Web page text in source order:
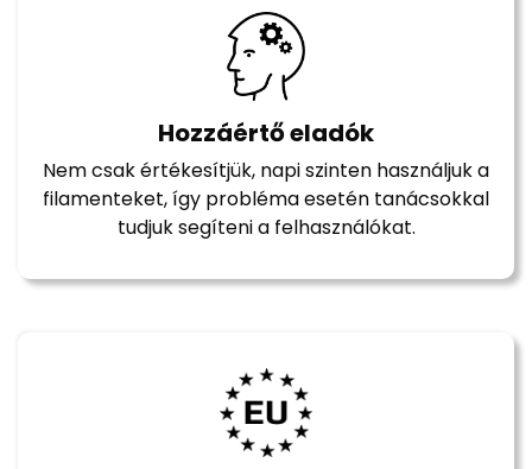
Hozzáértő eladók
Nem csak értékesítjük, napi szinten használjuk a
filamenteket, így probléma esetén tanácsokkal
tudjuk segíteni a felhasználókat.